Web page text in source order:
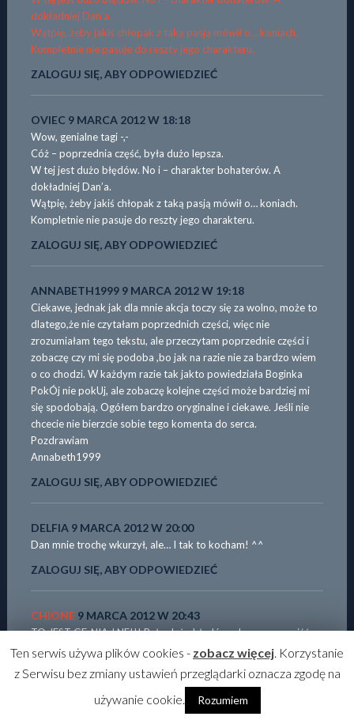
dokładniej Dan’a.
Wątpię, żeby jakiś chłopak z taką pasją mówił o… koniach.
Kompletnie nie pasuje do reszty jego charakteru.
ZALOGUJ SIĘ, ABY ODPOWIEDZIEĆ
OVIEC 9 MARCA 2012 W 18:18
Wow, genialne tagi -,-
Cóż – poprzednia część, była dużo lepsza.
W tej jest dużo błędów. No i – charakter bohaterów. A
dokładniej Dan’a.
Wątpię, żeby jakiś chłopak z taką pasją mówił o… koniach.
Kompletnie nie pasuje do reszty jego charakteru.
ZALOGUJ SIĘ, ABY ODPOWIEDZIEĆ
ANNABETH1999 9 MARCA 2012 W 19:18
Ciekawe, jednak jak dla mnie akcja toczy się za wolno, może to
dlatego,że nie czytałam poprzednich części, więc nie
zrozumiałam tego tekstu, ale przeczytam poprzednie części i
zobaczę czy mi się podoba ,bo jak na razie nie za bardzo wiem
o co chodzi. W każdym razie tak jakto powiedziała Boginka
PokÓj nie pokUj, ale zobaczę kolejne części może bardziej mi
się spodobają. Ogółem bardzo oryginalne i ciekawe. Jeśli nie
chcecie nie bierzcie sobie tego komenta do serca.
Pozdrawiam
Annabeth1999
ZALOGUJ SIĘ, ABY ODPOWIEDZIEĆ
DELFIA 9 MARCA 2012 W 20:00
Dan mnie trochę wkurzył, ale… I tak to kocham! ^^
ZALOGUJ SIĘ, ABY ODPOWIEDZIEĆ
CHIONE 9 MARCA 2012 W 20:43
TO JEST GE-NIA-LNE!!! Było dużo błędów, ale one mogą iść
się bujać, przy tej megasuperowej fabule!!! Życzę wam, aby
Pozdrawiam
Ten serwis używa plików cookies - zobacz więcej . Korzystanie
z Serwisu bez zmiany ustawień przeglądarki oznacza zgodę na
używanie cookie.
Rozumiem